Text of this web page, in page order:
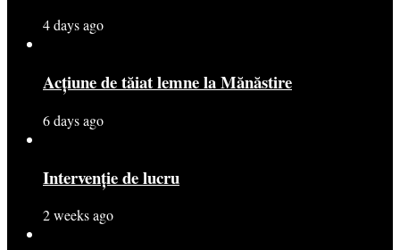
4 days ago
Acțiune de tăiat lemne la Mănăstire
6 days ago
Intervenție de lucru
2 weeks ago